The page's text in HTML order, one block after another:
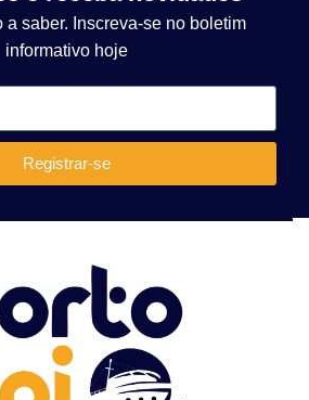
a saber. Inscreva-se no boletim
informativo hoje
Registrar-se